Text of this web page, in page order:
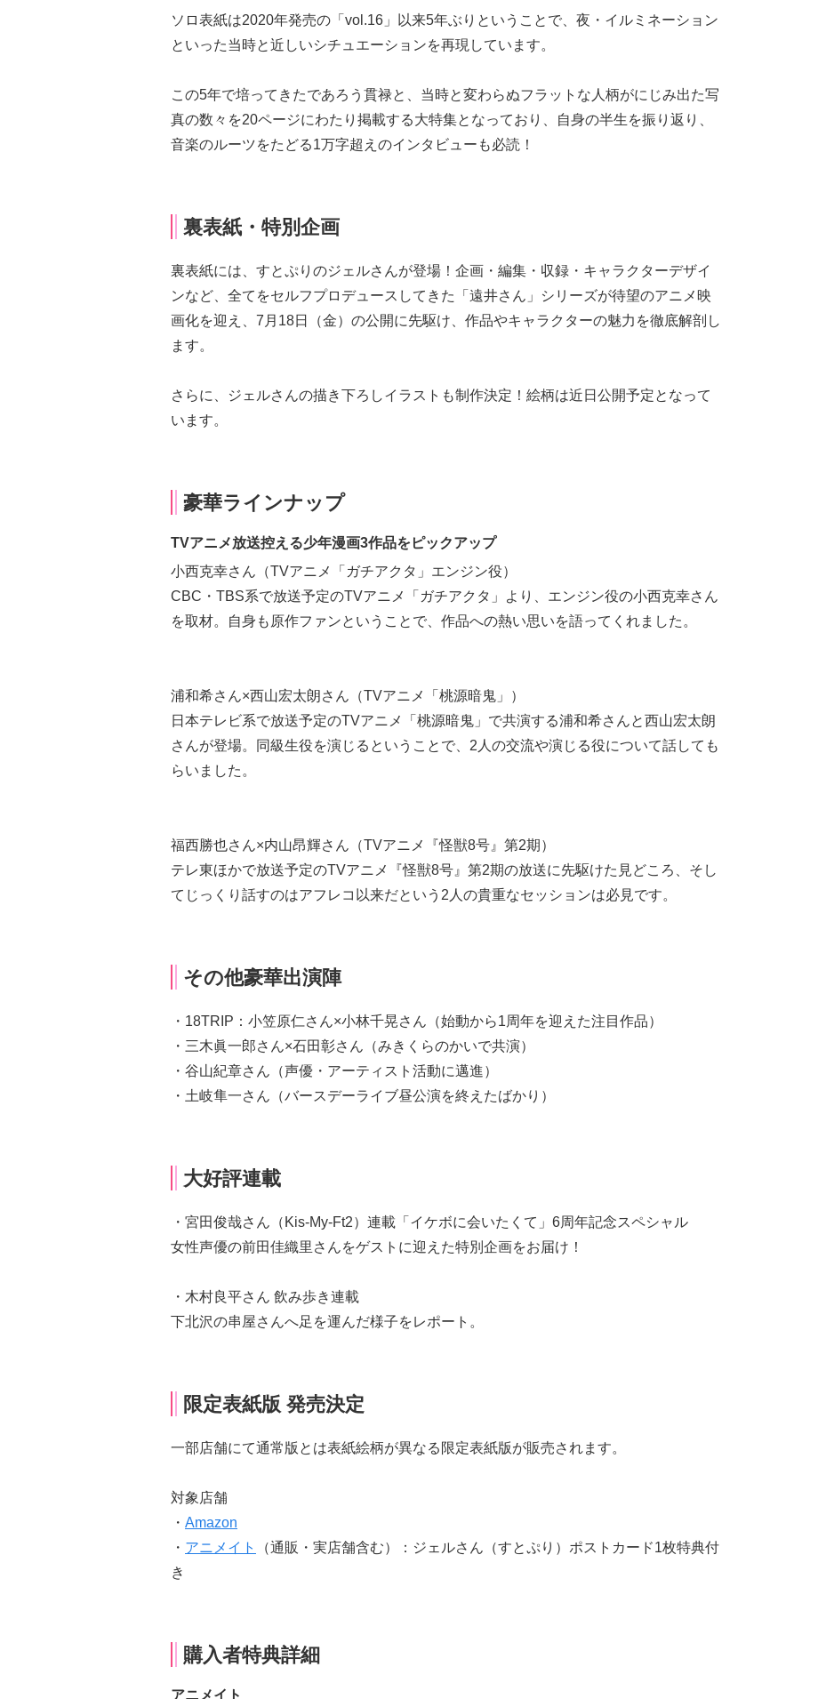
ソロ表紙は2020年発売の「vol.16」以来5年ぶりということで、夜・イルミネーション
といった当時と近しいシチュエーションを再現しています。
この5年で培ってきたであろう貫禄と、当時と変わらぬフラットな人柄がにじみ出た写
真の数々を20ページにわたり掲載する大特集となっており、自身の半生を振り返り、
音楽のルーツをたどる1万字超えのインタビューも必読！
裏表紙・特別企画
裏表紙には、すとぷりのジェルさんが登場！企画・編集・収録・キャラクターデザイ
ンなど、全てをセルフプロデュースしてきた「遠井さん」シリーズが待望のアニメ映
画化を迎え、7月18日（金）の公開に先駆け、作品やキャラクターの魅力を徹底解剖し
ます。
さらに、ジェルさんの描き下ろしイラストも制作決定！絵柄は近日公開予定となって
います。
豪華ラインナップ
TVアニメ放送控える少年漫画3作品をピックアップ
小西克幸さん（TVアニメ「ガチアクタ」エンジン役）
CBC・TBS系で放送予定のTVアニメ「ガチアクタ」より、エンジン役の小西克幸さん
を取材。自身も原作ファンということで、作品への熱い思いを語ってくれました。
浦和希さん×西山宏太朗さん（TVアニメ「桃源暗鬼」）
日本テレビ系で放送予定のTVアニメ「桃源暗鬼」で共演する浦和希さんと西山宏太朗
さんが登場。同級生役を演じるということで、2人の交流や演じる役について話しても
らいました。
福西勝也さん×内山昂輝さん（TVアニメ『怪獣8号』第2期）
テレ東ほかで放送予定のTVアニメ『怪獣8号』第2期の放送に先駆けた見どころ、そし
てじっくり話すのはアフレコ以来だという2人の貴重なセッションは必見です。
その他豪華出演陣
・18TRIP：小笠原仁さん×小林千晃さん（始動から1周年を迎えた注目作品）
・三木眞一郎さん×石田彰さん（みきくらのかいで共演）
・谷山紀章さん（声優・アーティスト活動に邁進）
・土岐隼一さん（バースデーライブ昼公演を終えたばかり）
大好評連載
・宮田俊哉さん（Kis-My-Ft2）連載「イケボに会いたくて」6周年記念スペシャル
女性声優の前田佳織里さんをゲストに迎えた特別企画をお届け！
・木村良平さん 飲み歩き連載
下北沢の串屋さんへ足を運んだ様子をレポート。
限定表紙版 発売決定
一部店舗にて通常版とは表紙絵柄が異なる限定表紙版が販売されます。
対象店舗
・ Amazon
・ アニメイト
（通販・実店舗含む）：ジェルさん（すとぷり）ポストカード1枚特典付
き
購入者特典詳細
アニメイト